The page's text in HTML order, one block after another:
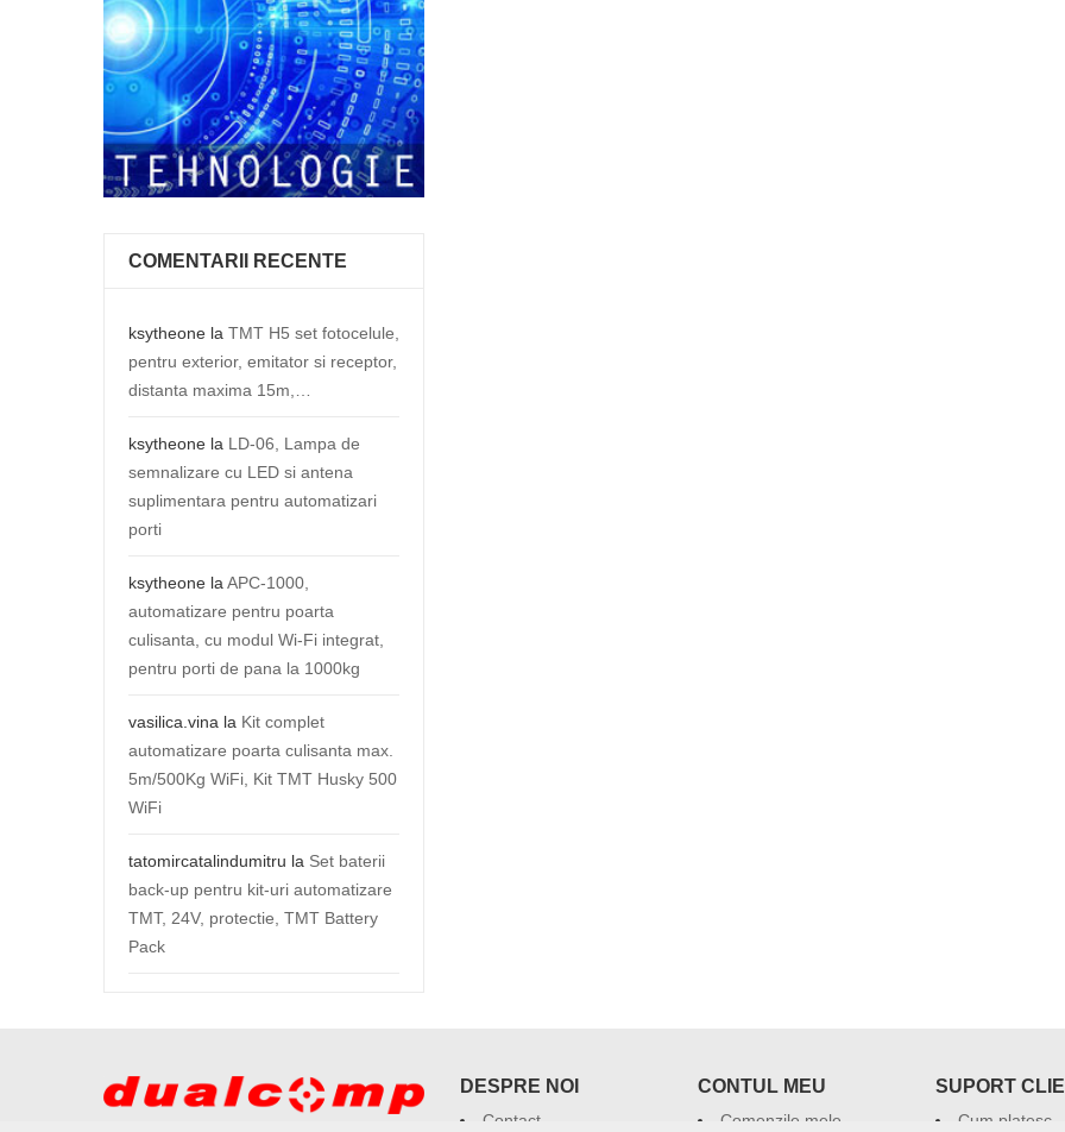
COMENTARII RECENTE
ksytheone la TMT H5 set fotocelule,
pentru exterior, emitator si receptor,
distanta maxima 15m,…
ksytheone la LD-06, Lampa de
semnalizare cu LED si antena
suplimentara pentru automatizari
porti
ksytheone la APC-1000,
automatizare pentru poarta
culisanta, cu modul Wi-Fi integrat,
pentru porti de pana la 1000kg
vasilica.vina la Kit complet
automatizare poarta culisanta max.
5m/500Kg WiFi, Kit TMT Husky 500
WiFi
tatomircatalindumitru la Set baterii
back-up pentru kit-uri automatizare
TMT, 24V, protectie, TMT Battery
Pack
DESPRE NOI
Contact
CONTUL MEU
Comenzile mele
SUPORT
Cum platesc